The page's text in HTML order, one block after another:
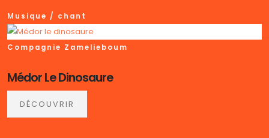
Musique / chant
Compagnie Zamelieboum
Médor Le Dinosaure
DÉCOUVRIR